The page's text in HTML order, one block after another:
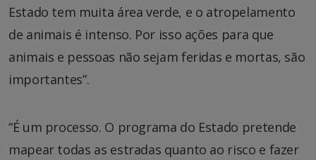
Estado tem muita área verde, e o atropelamento
de animais é intenso. Por isso ações para que
animais e pessoas não sejam feridas e mortas, são
importantes”.
“É um processo. O programa do Estado pretende
mapear todas as estradas quanto ao risco e fazer